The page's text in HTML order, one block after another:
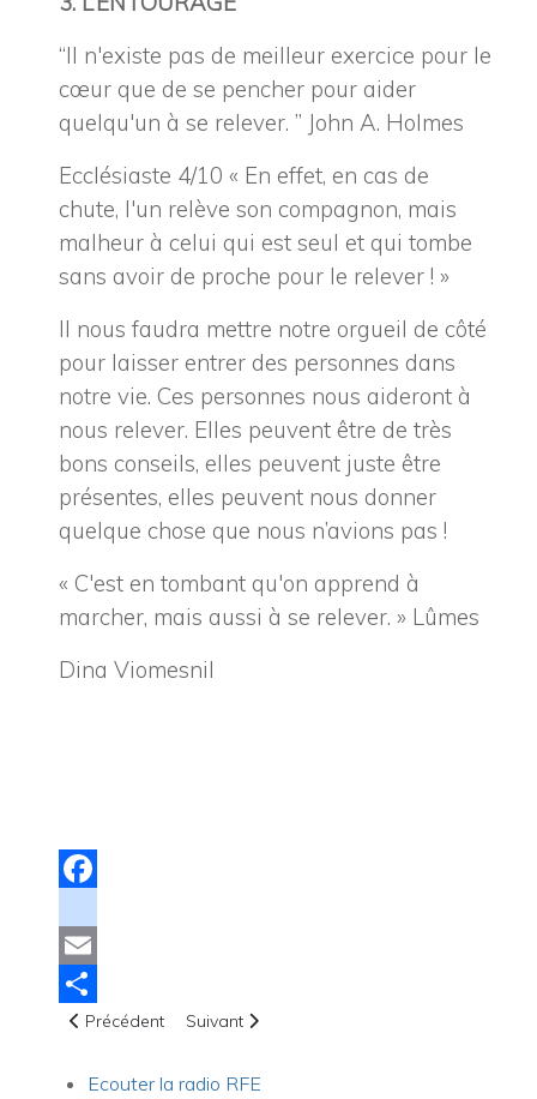
“Il n'existe pas de meilleur exercice pour le
cœur que de se pencher pour aider
quelqu'un à se relever. ” John A. Holmes
Ecclésiaste 4/10 « En effet, en cas de
chute, l'un relève son compagnon, mais
malheur à celui qui est seul et qui tombe
sans avoir de proche pour le relever ! »
Il nous faudra mettre notre orgueil de côté
pour laisser entrer des personnes dans
notre vie. Ces personnes nous aideront à
nous relever. Elles peuvent être de très
bons conseils, elles peuvent juste être
présentes, elles peuvent nous donner
quelque chose que nous n’avions pas !
« C'est en tombant qu'on apprend à
marcher, mais aussi à se relever. » Lûmes
Dina Viomesnil
instagram
Email
Share
Article précédent : Veux-tu faire la prière du salut ?
Précédent Article suivant : 12 Versets bibliques sur la
Suivant
Ecouter la radio RFE